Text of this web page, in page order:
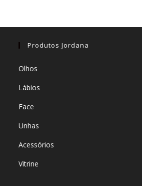
Produtos Jordana
Olhos
Lábios
Face
Unhas
Acessórios
Vitrine